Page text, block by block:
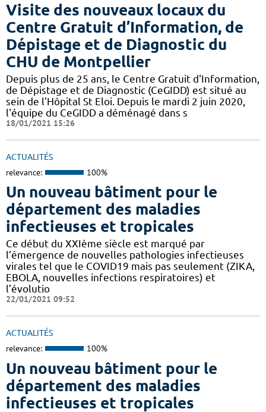
Visite des nouveaux locaux du
Centre Gratuit d’Information, de
Dépistage et de Diagnostic du
CHU de Montpellier
Depuis plus de 25 ans, le Centre Gratuit d'Information,
de Dépistage et de Diagnostic (CeGIDD) est situé au
sein de l'Hôpital St Eloi. Depuis le mardi 2 juin 2020,
l'équipe du CeGIDD a déménagé dans s
18/01/2021 15:26
ACTUALITÉS
relevance: 100%
Un nouveau bâtiment pour le
département des maladies
infectieuses et tropicales
Ce début du XXIème siècle est marqué par
l’émergence de nouvelles pathologies infectieuses
virales tel que le COVID19 mais pas seulement (ZIKA,
EBOLA, nouvelles infections respiratoires) et
l’évolutio
22/01/2021 09:52
ACTUALITÉS
relevance: 100%
Un nouveau bâtiment pour le
département des maladies
infectieuses et tropicales